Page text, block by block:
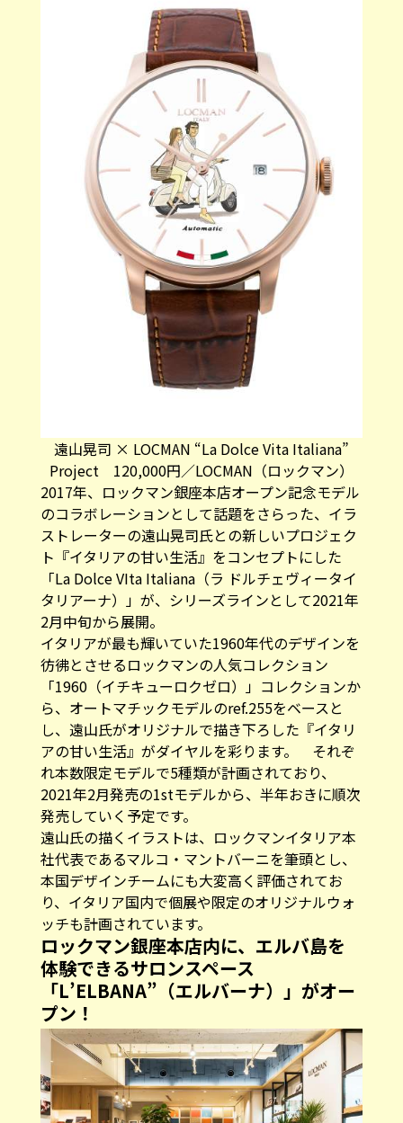
遠山晃司 × LOCMAN “La Dolce Vita Italiana”
Project 120,000円／LOCMAN（ロックマン）
2017年、ロックマン銀座本店オープン記念モデル
のコラボレーションとして話題をさらった、イラ
ストレーターの遠山晃司氏との新しいプロジェク
ト『イタリアの甘い生活』をコンセプトにした
「La Dolce VIta Italiana（ラ ドルチェヴィータイ
タリアーナ）」が、シリーズラインとして2021年
2月中旬から展開。
イタリアが最も輝いていた1960年代のデザインを
彷彿とさせるロックマンの人気コレクション
「1960（イチキューロクゼロ）」コレクションか
ら、オートマチックモデルのref.255をベースと
し、遠山氏がオリジナルで描き下ろした『イタリ
アの甘い生活』がダイヤルを彩ります。 それぞ
れ本数限定モデルで5種類が計画されており、
2021年2月発売の1stモデルから、半年おきに順次
発売していく予定です。
遠山氏の描くイラストは、ロックマンイタリア本
社代表であるマルコ・マントバーニを筆頭とし、
本国デザインチームにも大変高く評価されてお
り、イタリア国内で個展や限定のオリジナルウォ
ッチも計画されています。
ロックマン銀座本店内に、エルバ島を
体験できるサロンスペース
「L’ELBANA”（エルバーナ）」がオー
プン！